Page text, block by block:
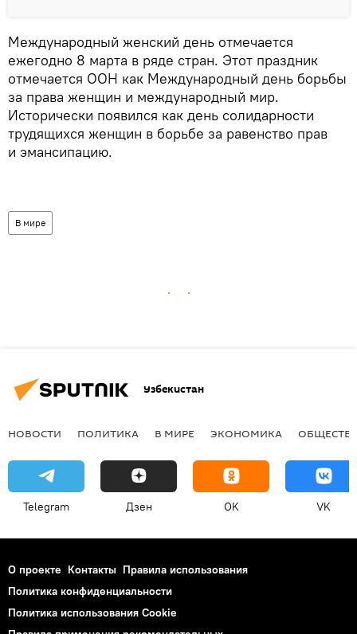
Международный женский день отмечается
ежегодно 8 марта в ряде стран. Этот праздник
отмечается ООН как Международный день борьбы
за права женщин и международный мир.
Исторически появился как день солидарности
трудящихся женщин в борьбе за равенство прав
и эмансипацию.
В мире
Узбекистан
НОВОСТИ ПОЛИТИКА В МИРЕ ЭКОНОМИКА
Telegram Дзен OK VK
О проекте Контакты Правила использования
Политика конфиденциальности
Политика использования Cookie